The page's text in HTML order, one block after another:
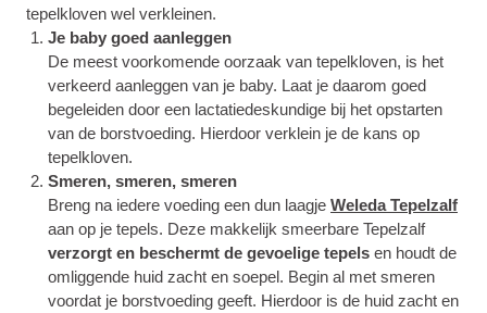
tepelkloven wel verkleinen.
Je baby goed aanleggen
De meest voorkomende oorzaak van tepelkloven, is het
verkeerd aanleggen van je baby. Laat je daarom goed
begeleiden door een lactatiedeskundige bij het opstarten
van de borstvoeding. Hierdoor verklein je de kans op
tepelkloven.
Smeren, smeren, smeren
Breng na iedere voeding een dun laagje Weleda Tepelzalf
aan op je tepels. Deze makkelijk smeerbare Tepelzalf
verzorgt en beschermt de gevoelige tepels en houdt de
omliggende huid zacht en soepel. Begin al met smeren
voordat je borstvoeding geeft. Hierdoor is de huid zacht en